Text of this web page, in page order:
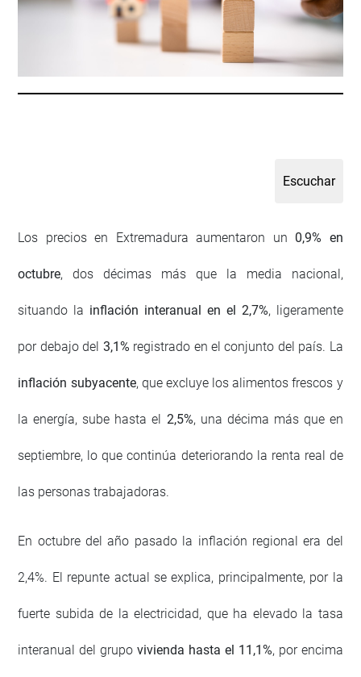
Los precios en Extremadura aumentaron un 0,9% en
octubre, dos décimas más que la media nacional,
situando la inflación interanual en el 2,7%, ligeramente
por debajo del 3,1% registrado en el conjunto del país. La
inflación subyacente, que excluye los alimentos frescos y
la energía, sube hasta el 2,5%, una décima más que en
septiembre, lo que continúa deteriorando la renta real de
las personas trabajadoras.
En octubre del año pasado la inflación regional era del
2,4%. El repunte actual se explica, principalmente, por la
fuerte subida de la electricidad, que ha elevado la tasa
interanual del grupovivienda hasta el 11,1%, por encima